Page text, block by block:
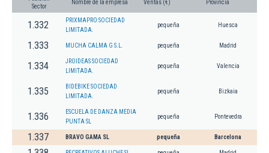
Sector
Nombre de la empresa Ventas (€) Provincia
1.332
PRIXMAPRO SOCIEDAD
LIMITADA.
pequeña Huesca
1.333 MUCHA CALMA G S.L. pequeña Madrid
1.334
JROIDEAS SOCIEDAD
LIMITADA.
pequeña Valencia
1.335
BIDEBIKE SOCIEDAD
LIMITADA.
pequeña Bizkaia
1.336
ESCUELA DE DANZA MEDIA
PUNTA SL
pequeña Pontevedra
1.337 BRAVO GAMA SL pequeña Barcelona